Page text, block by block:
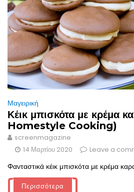
Μαγειρική
Κέικ μπισκότα με κρέμα
Homestyle Cooking)
screenmagazine
14 Μαρτίου 2020
Leave a
Φανταστικά κέικ μπισκότα με κρέμα
Περισσότερα